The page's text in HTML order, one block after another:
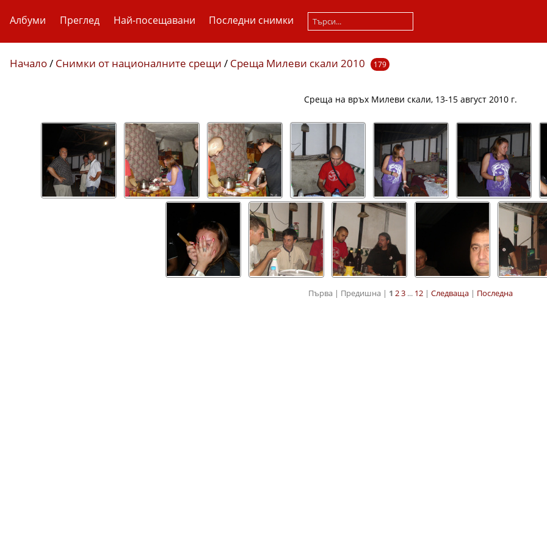
Албуми Преглед Най-посещавани Последни снимки
Начало/ Снимки от националните срещи / Среща Милеви скали 2010 179
Среща на връх Милеви скали, 13-15 август 2010 г.
Първа | Предишна | 1 23... 12 | Следваща | Последна